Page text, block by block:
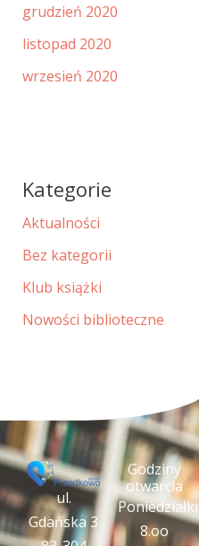
grudzień 2020
listopad 2020
wrzesień 2020
Kategorie
Aktualności
Bez kategorii
Klub książki
Nowości biblioteczne
ul.
Gdańska 3
Godziny
otwarcia
Poniedziałki
8.oo